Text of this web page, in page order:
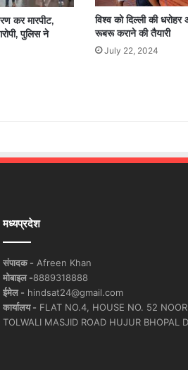
कर मारपीट,
पुलिस ने
विश्व को दिल्ली की
रूबरू कराने की तैयारी
July 22, 2024
मध्यप्रदेश
संपादक - Afreen Khan
मोबाइल -8889318888
ईमेल - hindsat24@gmail.com
कार्यालय - FLAT NO.4, HOUSE NO. 52
TOLWALI MASJID ROAD HUJUR BHOPAL